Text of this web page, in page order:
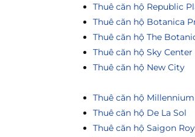
Thuê căn hộ Republic
Thuê căn hộ Botanica
Thuê căn hộ The
Thuê căn hộ Sky Center
Thuê căn hộ New City
Thuê căn hộ Millennium
Thuê căn hộ De La Sol
Thuê căn hộ Saigon